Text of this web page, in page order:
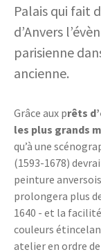
Palais qui fait
d’Anvers
parisienne
ancienne.
Grâce aux prêts
les plus grands
qu’à une
(1593-1678)
peinture
prolongera plus
1640 - et la
couleurs
atelier en ordre